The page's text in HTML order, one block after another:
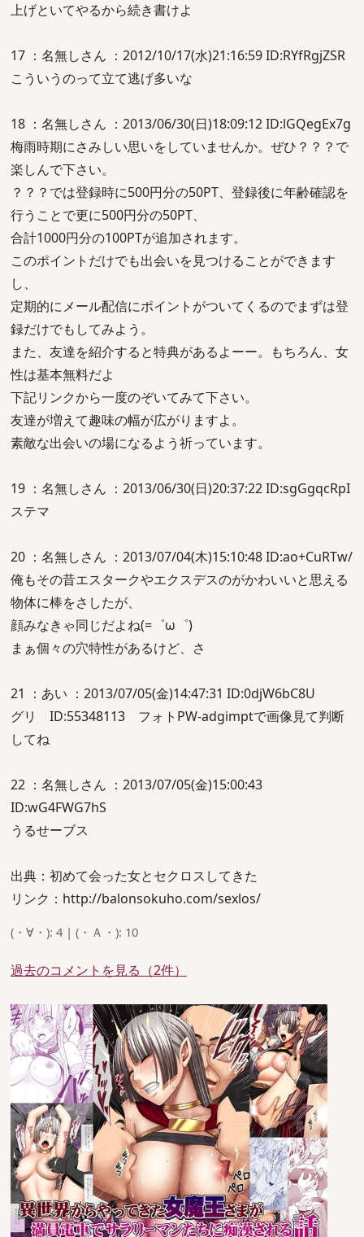
上げといてやるから続き書けよ
17 ：名無しさん ：2012/10/17(水)21:16:59 ID:RYfRgjZSR
こういうのって立て逃げ多いな
18 ：名無しさん ：2013/06/30(日)18:09:12 ID:lGQegEx7g
梅雨時期にさみしい思いをしていませんか。ぜひ？？？で
楽しんで下さい。
？？？では登録時に500円分の50PT、登録後に年齢確認を
行うことで更に500円分の50PT、
合計1000円分の100PTが追加されます。
このポイントだけでも出会いを見つけることができます
し、
定期的にメール配信にポイントがついてくるのでまずは登
録だけでもしてみよう。
また、友達を紹介すると特典があるよーー。もちろん、女
性は基本無料だよ
下記リンクから一度のぞいてみて下さい。
友達が増えて趣味の幅が広がりますよ。
素敵な出会いの場になるよう祈っています。
19 ：名無しさん ：2013/06/30(日)20:37:22 ID:sgGgqcRpI
ステマ
20 ：名無しさん ：2013/07/04(木)15:10:48 ID:ao+CuRTw/
俺もその昔エスタークやエクスデスのがかわいいと思える
物体に棒をさしたが、
顔みなきゃ同じだよね(=゜ω゜)
まぁ個々の穴特性があるけど、さ
21 ：あい ：2013/07/05(金)14:47:31 ID:0djW6bC8U
グリ ID:55348113 フォトPW-adgimptで画像見て判断
してね
22 ：名無しさん ：2013/07/05(金)15:00:43
ID:wG4FWG7hS
うるせーブス
出典：初めて会った女とセクロスしてきた
リンク：http://balonsokuho.com/sexlos/
(・∀・): 4 | (・Ａ・): 10
過去のコメントを見る（2件）